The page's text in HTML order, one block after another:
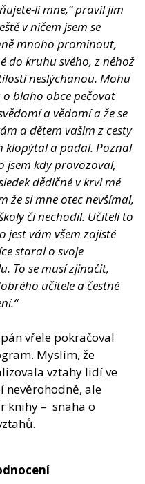
li mne,“ pravil jim
v ničem jsem se
mnoho prominout,
do kruhu svého, z něhož
neslýchanou. Mohu
blaho obce pečovat
a vědomí a že se
a dětem vašim z cesty
klopýtal a padal. Poznal
jsem kdy provozoval,
dědičné v krvi mé
že si mne otec nevšímal,
či nechodil. Učiteli to
jest vám všem zajisté
staral o svoje
To se musí zjinačit,
učitele a čestné
vřele pokračoval
Myslím, že
vztahy lidí ve
nevěrohodně, ale
knihy – snaha o